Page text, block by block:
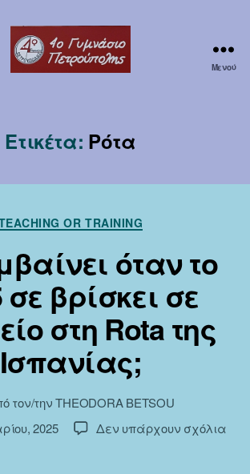
Μενού
Ετικέτα: Ρότα
Κατηγορίες
OR TRAINING
όταν το
σε βρίσκει σε
στη Rota της
Ισπανίας;
τον/τηνTHEODORA BETSOU
2025 Δεν υπάρχουν σχόλιαστο